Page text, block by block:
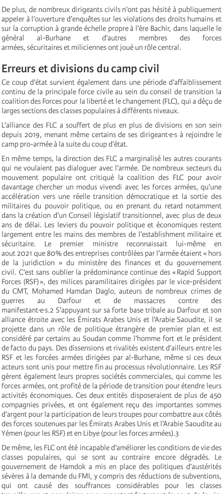
De plus, de nombreux dirigeants civils n’ont pas hésité à publiquement
appeler à l’ouverture d’enquêtes sur les violations des droits humains et
sur la corruption à grande échelle propre à l’ère Bachir, dans laquelle le
général al-Burhane et d’autres membres des forces
armées, sécuritaires et miliciennes ont joué un rôle central.
Erreurs et divisions du camp civil
Ce coup d’état survient également dans une période d’affaiblissement
continu de la principale force civile au sein du conseil de transition la
coalition des Forces pour la liberté et le changement (FLC), qui a déçu de
larges sections des classes populaires à différents niveaux.
L’alliance des FLC a souffert de plus en plus de divisions en son sein
depuis 2019, menant même certains de ses dirigeant·e·s à rejoindre le
camp pro-armée à la suite du coup d’état.
En même temps, la direction des FLC a marginalisé les autres courants
qui ne voulaient pas dialoguer avec l’armée. De nombreux secteurs du
mouvement populaire ont critiqué la coalition des FLC pour avoir
davantage chercher un modus vivendi avec les forces armées, qu’une
accélération vers une réelle transition démocratique et la sortie des
militaires du pouvoir politique, ou en prenant du retard notamment
dans la création d’un Conseil législatif transitionnel, avec plus de deux
ans de délai. Les leviers du pouvoir politique et économiques restent
largement entre les mains des membres de l'establishment militaire et
sécuritaire. Le premier ministre reconnaissait lui-même en
aout 2021 que 80% des entreprises contrôlées par l'armée étaient « hors
de la juridiction » du ministère des finances et du gouvernement
civil. C’est sans oublier la prédominance continue des « Rapid Support
Forces (RSF) », des milices paramilitaires dirigées par le vice-président
du CMT, Mohamed Hamdan Daglo, auteurs de nombreux crimes de
guerres au Darfour et de massacres contre des
manifestant·e·s.2 S'appuyant sur sa forte base tribale au Darfour et son
alliance étroite avec les Émirats Arabes Unis et l'Arabie Saoudite, il se
projette dans un rôle de politique étrangère de premier plan et est
considéré par certains au Soudan comme l'homme fort et le président
de facto du pays. Des dissensions et rivalités existent d’ailleurs entre les
RSF et les forcées armées dirigées par al-Burhane, même si ces deux
acteurs sont unis pour mettre fin au processus révolutionnaire. Les RSF
gèrent également leurs propres sociétés commerciales, qui comme les
forces armées, ont profité de la période de transition pour étendre leurs
activités économiques. Ces deux entités disposeraient de plus de 450
compagnies privées, et ont également reçu des importantes sommes
d’argent pour la participation de leurs troupes pour combattre aux côtés
des forces soutenues par les Émirats Arabes Unis et l’Arabie Saoudite au
Yémen (pour les RSF) et en Libye (pour les forces armées).3
De même, les FLC ont été incapable d’améliorer les conditions de vie des
classes populaires, qui se sont au contraire encore dégradés. Le
gouvernement de Hamdok a mis en place des politiques d’austérités
sévères à la demande du FMI, y compris des réductions de subventions,
qui ont causé des souffrances considérables pour les classes